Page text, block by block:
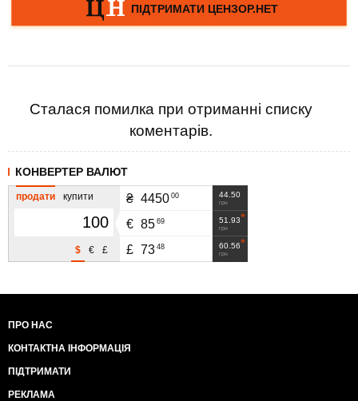
Сталася помилка при отриманні списку
коментарів.
КОНВЕРТЕР ВАЛЮТ
продати купити
£
€
$
44.50
грн
₴ 4450 00
51.93
грн
€ 85 69
60.56
грн
£ 73 48
ПРО НАС
КОНТАКТНА ІНФОРМАЦІЯ
ПІДТРИМАТИ
РЕКЛАМА